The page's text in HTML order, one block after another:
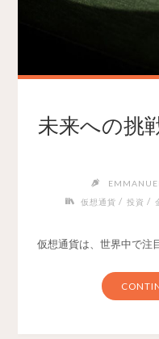
未来への挑
仮想通貨 / 投資 /
仮想通貨は、世界中で注